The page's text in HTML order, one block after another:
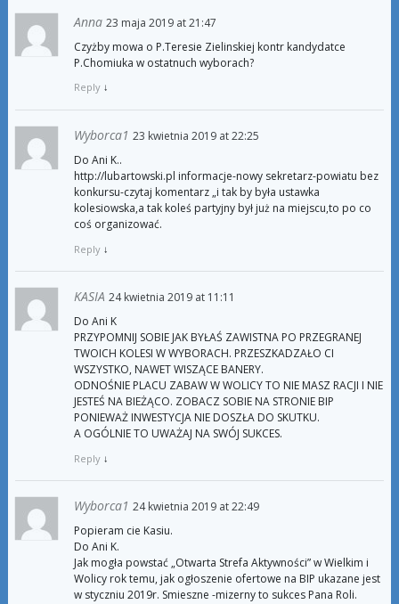
Anna 23 maja 2019 at 21:47
Czyżby mowa o P.Teresie Zielinskiej kontr kandydatce
P.Chomiuka w ostatnuch wyborach?
Reply ↓
Wyborca1 23 kwietnia 2019 at 22:25
Do Ani K..
http://lubartowski.pl informacje-nowy sekretarz-powiatu bez
konkursu-czytaj komentarz „i tak by była ustawka
kolesiowska,a tak koleś partyjny był już na miejscu,to po co
coś organizować.
Reply ↓
KASIA 24 kwietnia 2019 at 11:11
Do Ani K
PRZYPOMNIJ SOBIE JAK BYŁAŚ ZAWISTNA PO PRZEGRANEJ
TWOICH KOLESI W WYBORACH. PRZESZKADZAŁO CI
WSZYSTKO, NAWET WISZĄCE BANERY.
ODNOŚNIE PLACU ZABAW W WOLICY TO NIE MASZ RACJI I NIE
JESTEŚ NA BIEŻĄCO. ZOBACZ SOBIE NA STRONIE BIP
PONIEWAŻ INWESTYCJA NIE DOSZŁA DO SKUTKU.
A OGÓLNIE TO UWAŻAJ NA SWÓJ SUKCES.
Reply ↓
Wyborca1 24 kwietnia 2019 at 22:49
Popieram cie Kasiu.
Do Ani K.
Jak mogła powstać „Otwarta Strefa Aktywności” w Wielkim i
Wolicy rok temu, jak ogłoszenie ofertowe na BIP ukazane jest
w styczniu 2019r. Smieszne -mizerny to sukces Pana Roli.